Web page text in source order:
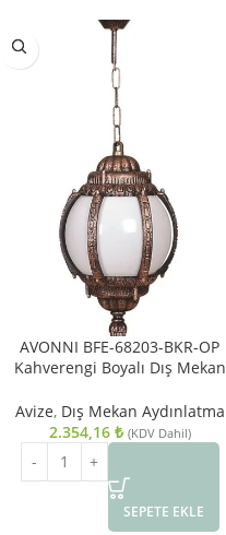
AVONNI BFE-68203-BKR-OP
Kahverengi Boyalı Dış Mekan
26cm
Avize, Dış Mekan Aydınlatma
2.354,16 ₺ (KDV Dahil)
SEPETE EKLE